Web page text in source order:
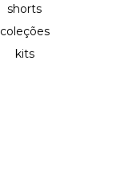
shorts
coleções
kits